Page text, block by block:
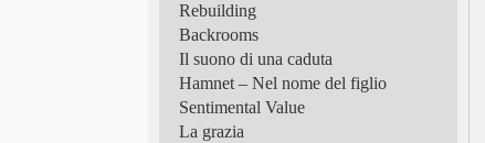
Rebuilding
Backrooms
Il suono di una caduta
Hamnet – Nel nome del figlio
Sentimental Value
La grazia